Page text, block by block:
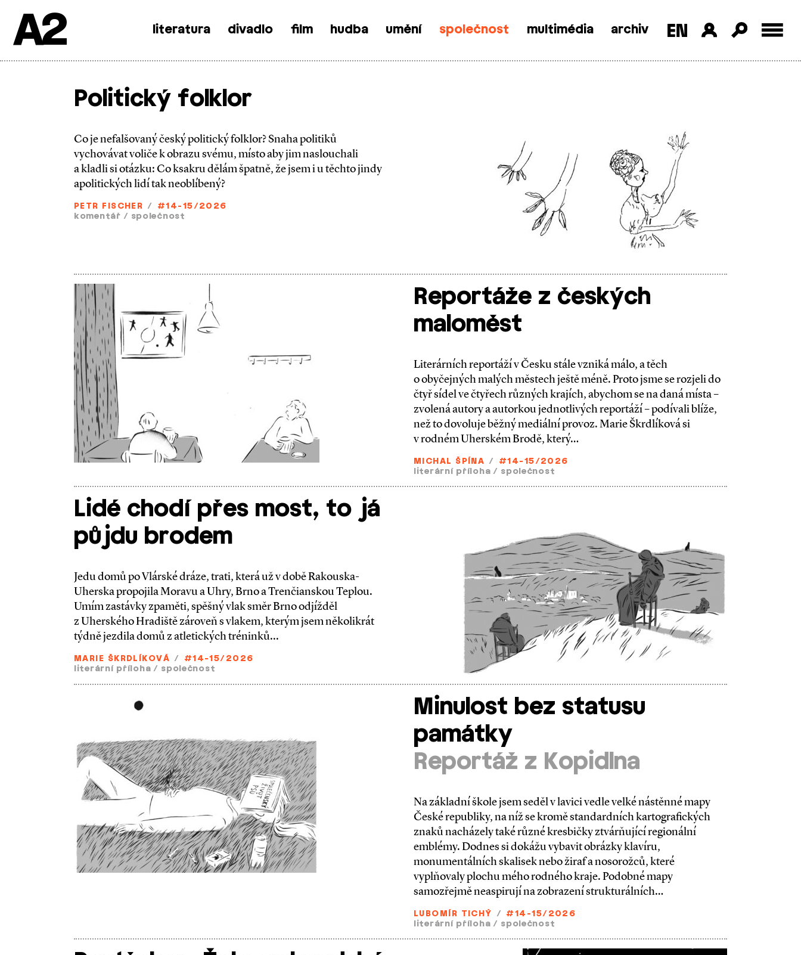
SkipA2 literatura divadlo film hudba umění společnost multimédia archiv
Politický folklor
Co je nefalšovaný český politický folklor? Snaha politiků
vychovávat voliče k obrazu svému, místo aby jim naslouchali
a kladli si otázku: Co ksakru dělám špatně, že jsem i u těchto jindy
apolitických lidí tak neoblíbený?
PETR FISCHER /
#14-15/2026
komentář / společnost
Reportáže z českých
maloměst
Literárních reportáží v Česku stále vzniká málo, a těch
o obyčejných malých městech ještě méně. Proto jsme se rozjeli do
čtyř sídel ve čtyřech různých krajích, abychom se na daná místa –
zvolená autory a autorkou jednotlivých reportáží – podívali blíže,
než to dovoluje běžný mediální provoz. Marie Škrdlíková si
v rodném Uherském Brodě, který…
MICHAL ŠPÍNA /
#14-15/2026
literární příloha / společnost
Lidé chodí přes most, to já
půjdu brodem
Jedu domů po Vlárské dráze, trati, která už v době Rakouska­-
Uherska propojila Moravu a Uhry, Brno a Trenčianskou Teplou.
Umím zastávky zpaměti, spěšný vlak směr Brno odjížděl
z Uherského Hradiště zároveň s vlakem, kterým jsem několikrát
týdně jezdila domů z atletických tréninků...
MARIE ŠKRDLÍKOVÁ /
#14-15/2026
literární příloha / společnost
Minulost bez statusu
památky
Reportáž z Kopidlna
Na základní škole jsem seděl v lavici vedle velké nástěnné mapy
České republiky, na níž se kromě standardních kartografických
znaků nacházely také různé kresbičky ztvárňující regionální
emblémy. Dodnes si dokážu vybavit obrázky klavíru,
monumentálních skalisek nebo žiraf a nosorožců, které
vyplňovaly plochu mého rodného kraje. Podobné mapy
samozřejmě neaspirují na zobrazení strukturálních…
LUBOMÍR TICHÝ / #14-15/2026
literární příloha / společnost